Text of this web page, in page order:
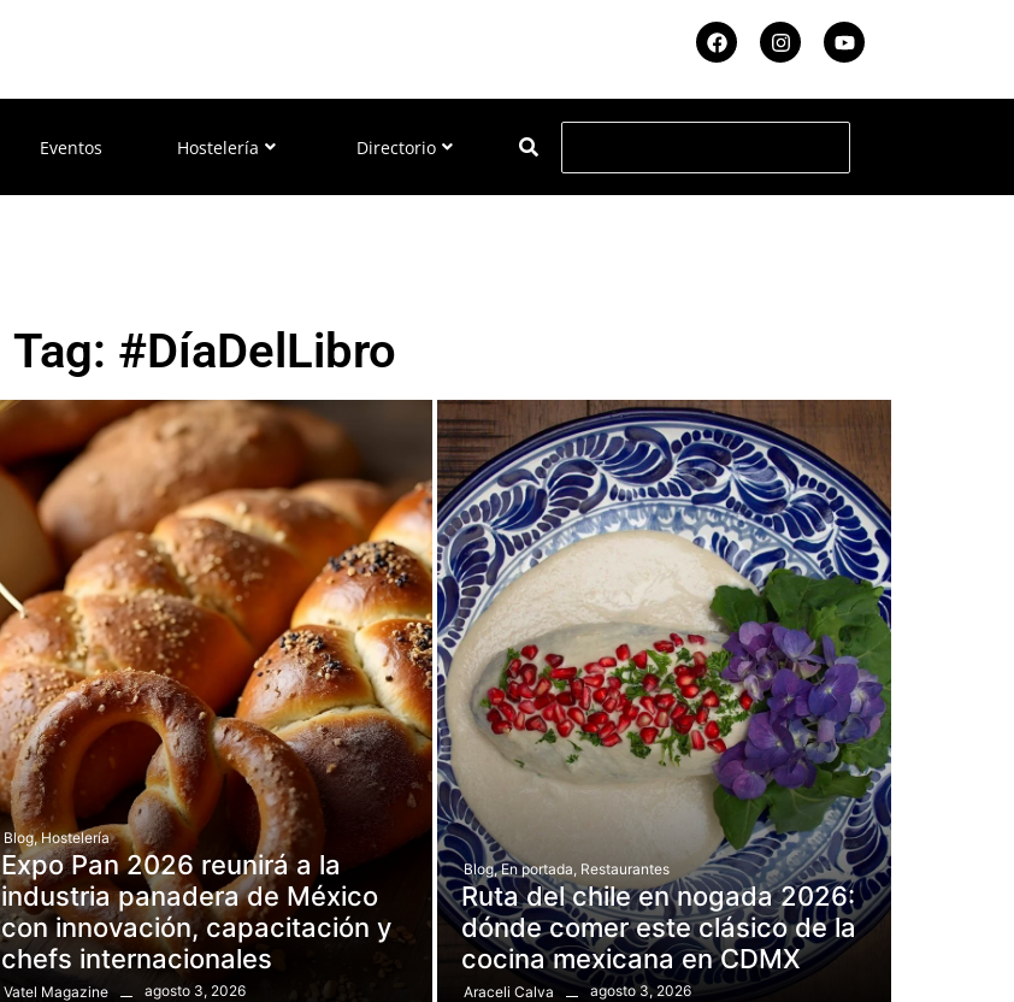
Eventos Hostelería Directorio
Tag: #DíaDelLibro
Blog, Hostelería
Expo Pan 2026 reunirá a la
industria panadera de México
con innovación, capacitación y
chefs internacionales
Vatel Magazine agosto 3, 2026
Blog, En portada, Restaurantes
Ruta del chile en nogada 2026:
dónde comer este clásico de la
cocina mexicana en CDMX
Araceli Calva agosto 3, 2026